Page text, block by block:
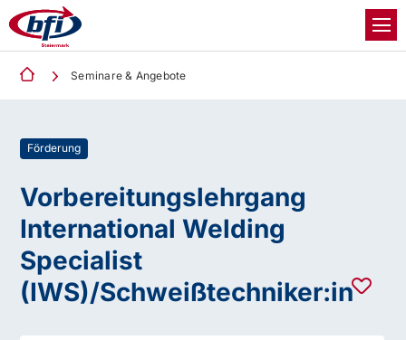
Seminare & Angebote
Förderung
Vorbereitungslehrgang
International Welding
Specialist
(IWS)/Schweißtechniker:in